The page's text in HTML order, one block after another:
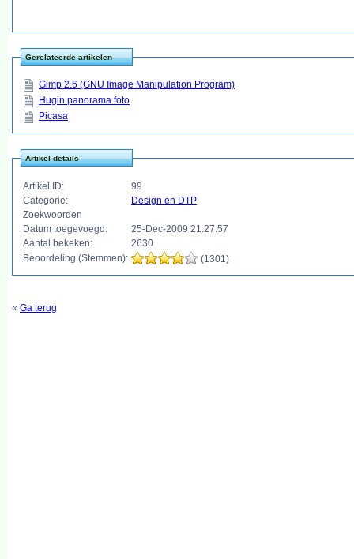
Gerelateerde artikelen
Gimp 2.6 (GNU Image Manipulation Program)
Hugin panorama foto
Picasa
Artikel details
Artikel ID:
99
Categorie:
Design en DTP
Zoekwoorden
Datum toegevoegd:
25-Dec-2009 21:27:57
Aantal bekeken:
2630
Beoordeling (Stemmen):
(1301)
« Ga terug